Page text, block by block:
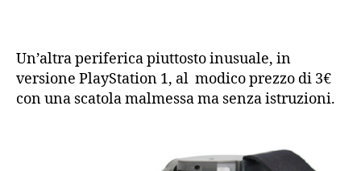
Un’altra periferica piuttosto inusuale, in
versione PlayStation 1, al modico prezzo di 3€
con una scatola malmessa ma senza istruzioni.